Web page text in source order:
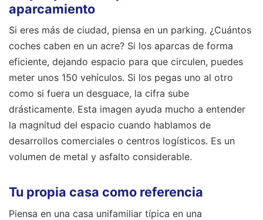
aparcamiento
Si eres más de ciudad, piensa en un parking. ¿Cuántos
coches caben en un acre? Si los aparcas de forma
eficiente, dejando espacio para que circulen, puedes
meter unos 150 vehículos. Si los pegas uno al otro
como si fuera un desguace, la cifra sube
drásticamente. Esta imagen ayuda mucho a entender
la magnitud del espacio cuando hablamos de
desarrollos comerciales o centros logísticos. Es un
volumen de metal y asfalto considerable.
Tu propia casa como referencia
Piensa en una casa unifamiliar típica en una